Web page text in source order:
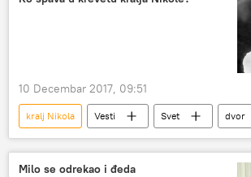
10 Decembar 2017, 09:51
kralj Nikola Vesti Svet
dvor
Region
Milo se odrekao i đeda